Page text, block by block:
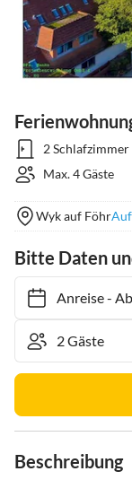
2 Schlafzimmer
Max. 4 Gäste
Wyk auf Föhr
Bitte Daten
Anreise-
Beschreibung